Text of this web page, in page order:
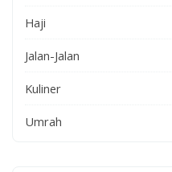
Haji
Jalan-Jalan
Kuliner
Umrah